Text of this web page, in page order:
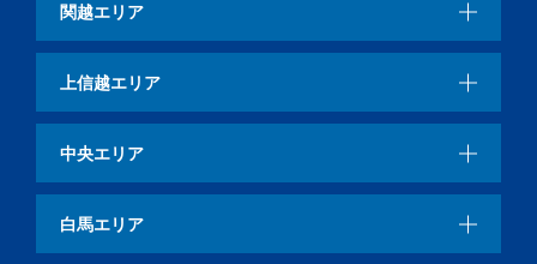
関越エリア
上信越エリア
中央エリア
白馬エリア